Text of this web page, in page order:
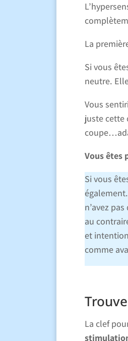
La
Si vous
neutre.
Vous
juste cette
Vous êtes
Si vous
également.
n’avez
au
et
comme
La clef